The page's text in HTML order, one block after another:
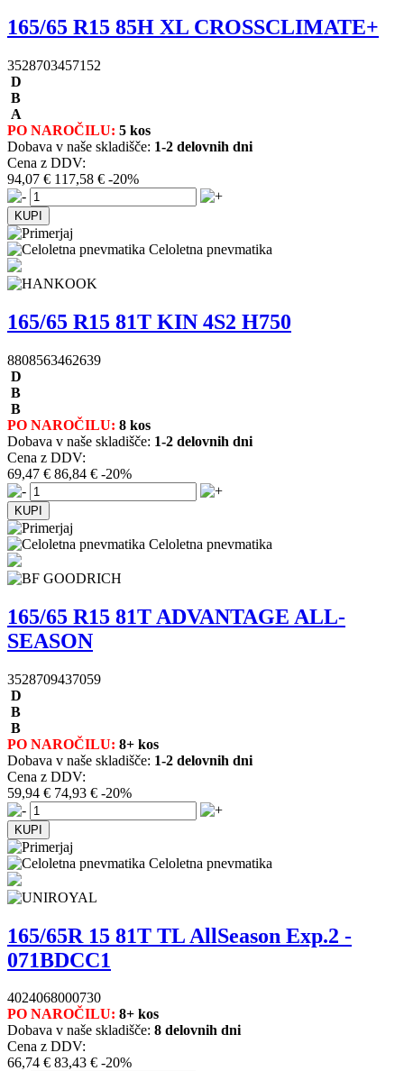
165/65 R15 85H XL CROSSCLIMATE+
3528703457152
D
B
A
PO NAROČILU: 5 kos
Dobava v naše skladišče: 1-2 delovnih dni
Cena z DDV:
94,07 € 117,58 € -20%
Celoletna pnevmatika
165/65 R15 81T KIN 4S2 H750
8808563462639
D
B
B
PO NAROČILU: 8 kos
Dobava v naše skladišče: 1-2 delovnih dni
Cena z DDV:
69,47 € 86,84 € -20%
Celoletna pnevmatika
165/65 R15 81T ADVANTAGE ALL-
SEASON
3528709437059
D
B
B
PO NAROČILU: 8+ kos
Dobava v naše skladišče: 1-2 delovnih dni
Cena z DDV:
59,94 € 74,93 € -20%
Celoletna pnevmatika
165/65R 15 81T TL AllSeason Exp.2 -
071BDCC1
4024068000730
PO NAROČILU: 8+ kos
Dobava v naše skladišče: 8 delovnih dni
Cena z DDV:
66,74 € 83,43 € -20%